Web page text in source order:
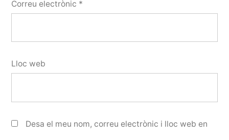
Correu electrònic *
Lloc web
Desa el meu nom, correu electrònic i lloc web en